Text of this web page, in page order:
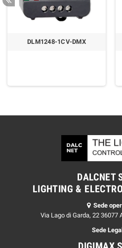
DLM1248-1CV-DMX
DALCNET
LIGHTING &
Sede
Via Lago di Garda, 22 36077
Sede